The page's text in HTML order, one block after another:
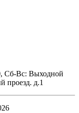
Сб-Вс: Выходной
проезд. д.1